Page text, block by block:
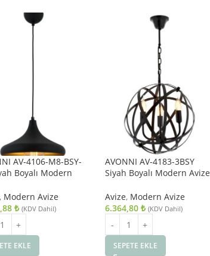
AV-4106-M8-BSY-
Boyalı Modern
, Modern Avize
₺ (KDV Dahil)
EKLE
AVONNI AV-4183-3BSY
Siyah Boyalı Modern Avize
Avize, Modern Avize
6.364,80 ₺ (KDV Dahil)
SEPETE EKLE